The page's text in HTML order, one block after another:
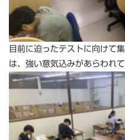
目前に迫ったテストに向けて
は、強い意気込みがあらわれて